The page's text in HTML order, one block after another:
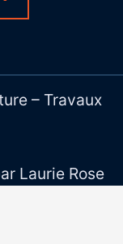
– Travaux
Laurie Rose